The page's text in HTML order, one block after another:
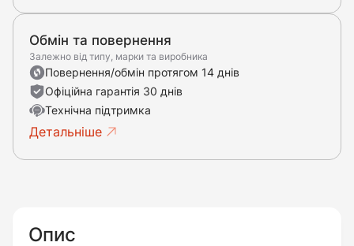
Обмін та повернення
Залежно від типу, марки та виробника
Повернення/обмін протягом 14 днів
Офіційна гарантія 30 днів
Технічна підтримка
Детальніше
Опис